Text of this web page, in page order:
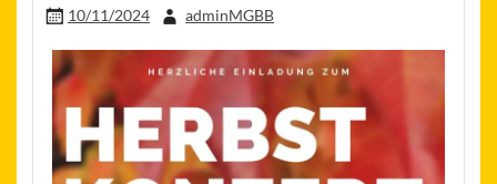
10/11/2024 adminMGBB